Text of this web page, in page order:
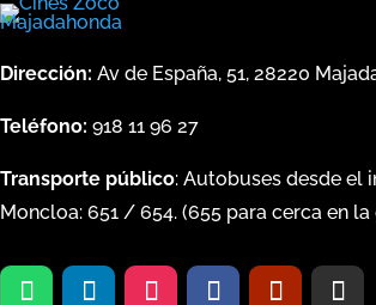
Dirección: Av de España, 51, 28220
Teléfono: 918 11 96 27
Transporte público: Autobuses desde el
Moncloa:651 /654. (655 para cerca en la